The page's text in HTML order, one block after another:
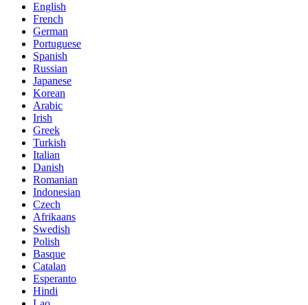
English
French
German
Portuguese
Spanish
Russian
Japanese
Korean
Arabic
Irish
Greek
Turkish
Italian
Danish
Romanian
Indonesian
Czech
Afrikaans
Swedish
Polish
Basque
Catalan
Esperanto
Hindi